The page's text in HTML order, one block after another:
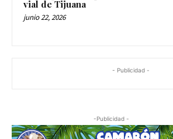
vial de Tijuana
junio 22, 2026
- Publicidad -
-Publicidad -